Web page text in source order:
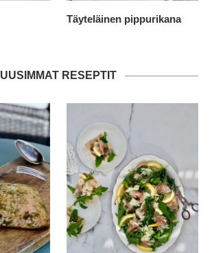
Täyteläinen pippurikana
UUSIMMAT RESEPTIT